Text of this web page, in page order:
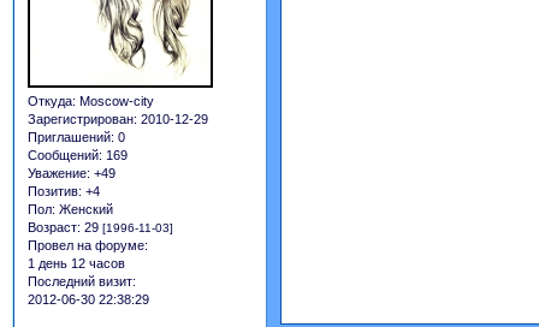
Откуда: Moscow-city
Зарегистрирован: 2010-12-29
Приглашений: 0
Сообщений: 169
Уважение: +49
Позитив: +4
Пол: Женский
Возраст: 29 [1996-11-03]
Провел на форуме:
1 день 12 часов
Последний визит:
2012-06-30 22:38:29